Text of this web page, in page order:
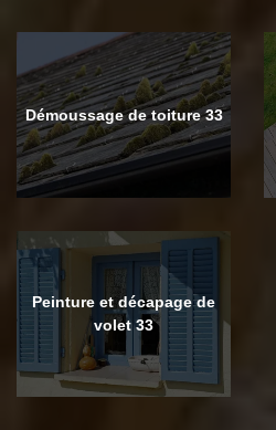
Démoussage de toiture 33
Peinture et décapage de
volet 33